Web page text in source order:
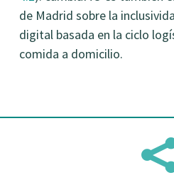
de Madrid sobre la
digital basada en la ciclo
comida a domicilio.